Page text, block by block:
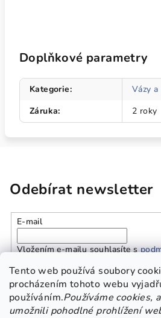
Tento web používá soubory
procházením tohoto webu
používáním.Používáme cookies,
umožnili pohodlné prohlížení
Doplňkové parametry
Kategorie:
Vázy
Záruka: 2 roky
Odebírat newsletter
E-mail
Vložením e-mailu souhlasíte s
Přihlásit se